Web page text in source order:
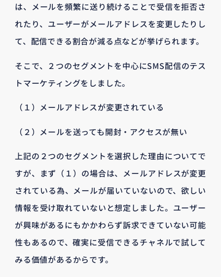
は、メールを頻繁に送り続けることで受信を拒否さ
れたり、ユーザーがメールアドレスを変更したりし
て、配信できる割合が減る点などが挙げられます。
そこで、２つのセグメントを中心にSMS配信のテス
トマーケティングをしました。
（１）メールアドレスが変更されている
（２）メールを送っても開封・アクセスが無い
上記の２つのセグメントを選択した理由についてで
すが、まず（１）の場合は、メールアドレスが変更
されている為、メールが届いていないので、欲しい
情報を受け取れていないと想定しました。ユーザー
が興味があるにもかかわらず訴求できていない可能
性もあるので、確実に受信できるチャネルで試して
みる価値があるからです。